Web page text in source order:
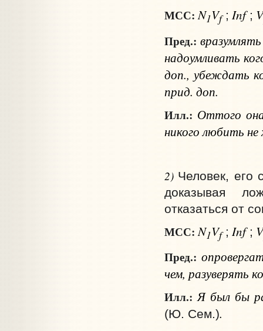
МСС: N1Vf; Inf; V
Пред.:
надоумливать
доп., убеждать
прид. доп.
Илл.: Оттого
никого любить
2) Человек, его
доказывая
отказаться от
МСС: N1Vf; Inf; V
Пред.:
чем, разуверять
Илл.: Я был бы
(Ю. Сем.).